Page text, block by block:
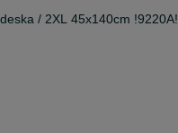
/ 2XL 45x140cm !9220A!